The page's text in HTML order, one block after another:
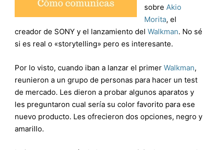
sobre Akio
Morita, el
creador de SONY y el lanzamiento del Walkman. No sé
si es real o «storytelling» pero es interesante.
Por lo visto, cuando iban a lanzar el primer Walkman,
reunieron a un grupo de personas para hacer un test
de mercado. Les dieron a probar algunos aparatos y
les preguntaron cual sería su color favorito para ese
nuevo producto. Les ofrecieron dos opciones, negro y
amarillo.